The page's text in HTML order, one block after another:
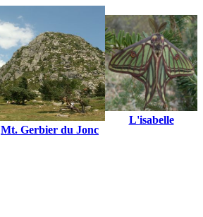
Mt. Gerbier du Jonc
L'isabelle